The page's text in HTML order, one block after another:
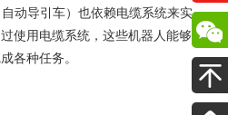
动导引车）也依赖电缆系统来实
使用电缆系统，这些机器人能够
各种任务。